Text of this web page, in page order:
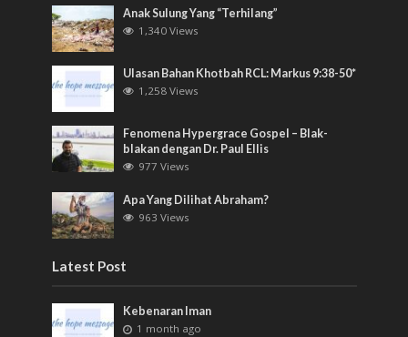
Anak Sulung Yang “Terhilang”
1,340 Views
Ulasan Bahan Khotbah RCL: Markus 9:38-50*
1,258 Views
Fenomena Hypergrace Gospel – Blak-
blakan dengan Dr. Paul Ellis
977 Views
Apa Yang Dilihat Abraham?
963 Views
Latest Post
Kebenaran Iman
1 month ago